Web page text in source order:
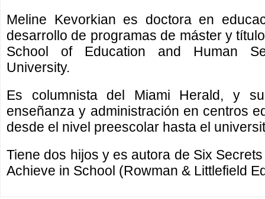
Meline Kevorkian es doctora en
desarrollo de programas de máster y
School of Education and Human
University.
Es columnista del Miami Herald, y
enseñanza y administración en centros
desde el nivel preescolar hasta el
Tiene dos hijos y es autora de Six
Achieve in School (Rowman & Littlefield